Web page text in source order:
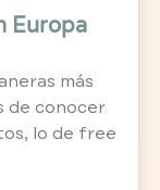
Europa
más
de conocer
lo de free